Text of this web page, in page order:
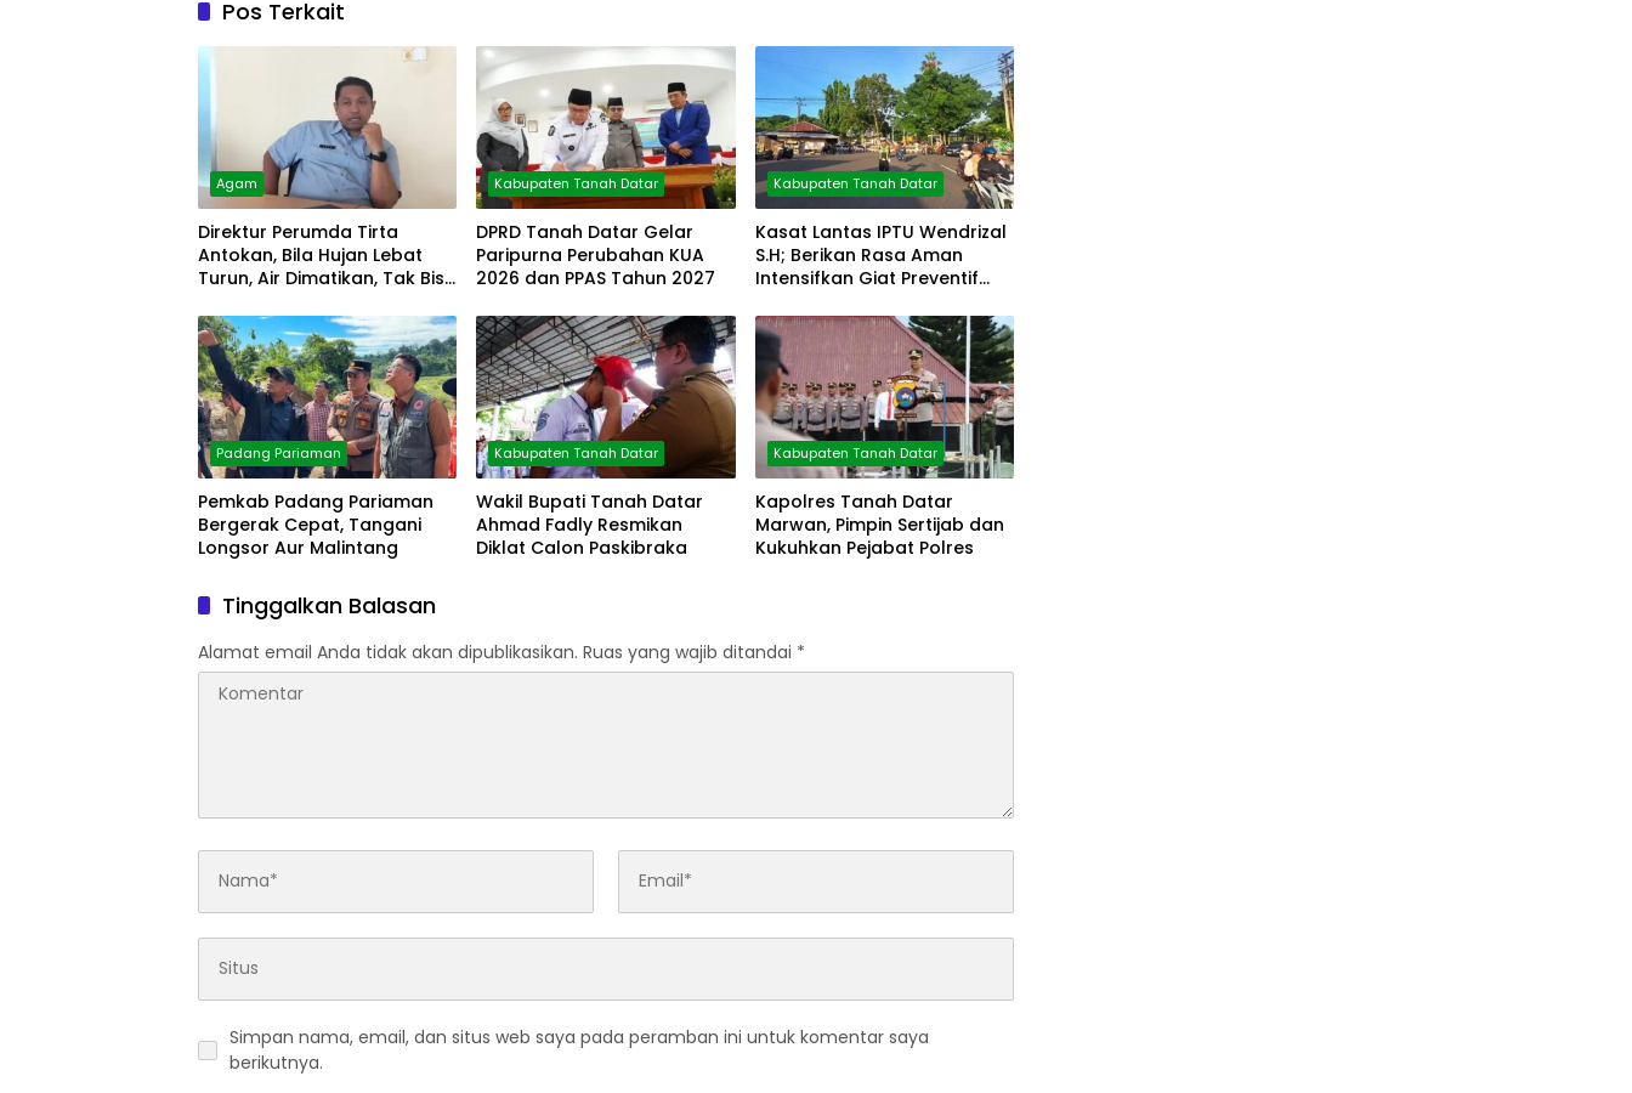
Pos Terkait
Agam
Direktur Perumda Tirta
Antokan, Bila Hujan Lebat
Turun, Air Dimatikan, Tak Bisa
Kabupaten Tanah Datar
DPRD Tanah Datar Gelar
Paripurna Perubahan KUA
2026 dan PPAS Tahun 2027
Kabupaten Tanah Datar
Kasat Lantas IPTU Wendrizal
S.H; Berikan Rasa Aman
Intensifkan Giat Preventif
Padang Pariaman
Pemkab Padang Pariaman
Bergerak Cepat, Tangani
Longsor Aur Malintang
Kabupaten Tanah Datar
Wakil Bupati Tanah Datar
Ahmad Fadly Resmikan
Diklat Calon Paskibraka
Kabupaten Tanah Datar
Kapolres Tanah Datar
Marwan, Pimpin Sertijab dan
Kukuhkan Pejabat Polres
Tinggalkan Balasan
Alamat email Anda tidak akan dipublikasikan. Ruas yang wajib ditandai *
Simpan nama, email, dan situs web saya pada peramban ini untuk komentar saya
berikutnya.